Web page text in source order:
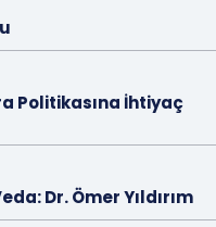
Politikasına İhtiyaç
Dr. Ömer Yıldırım